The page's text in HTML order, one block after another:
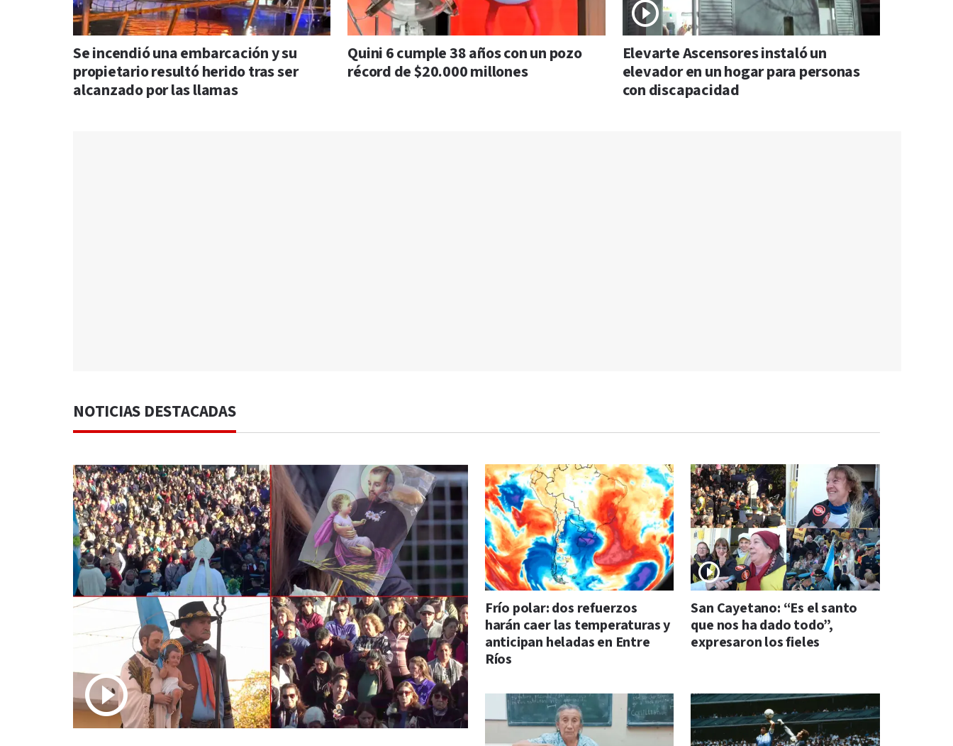
Se incendió una embarcación y su
propietario resultó herido tras ser
alcanzado por las llamas
Quini 6 cumple 38 años con un pozo
récord de $20.000 millones
Elevarte Ascensores instaló un
elevador en un hogar para personas
con discapacidad
NOTICIAS DESTACADAS
Frío polar: dos refuerzos
harán caer las temperaturas y
anticipan heladas en Entre
Ríos
San Cayetano: “Es el santo
que nos ha dado todo”,
expresaron los fieles